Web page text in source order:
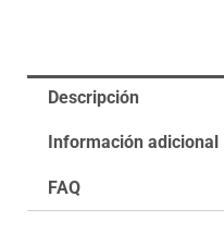
Descripción
Información adicional
FAQ